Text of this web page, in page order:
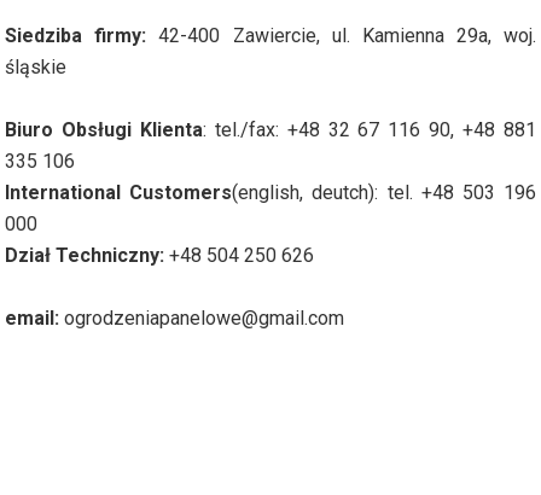
Siedziba firmy: 42-400 Zawiercie, ul. Kamienna 29a, woj.
śląskie
Biuro Obsługi Klienta: tel./fax: +48 32 67 116 90, +48 881
335 106
International Customers(english, deutch): tel. +48 503 196
000
Dział Techniczny: +48 504 250 626
email: ogrodzeniapanelowe@gmail.com